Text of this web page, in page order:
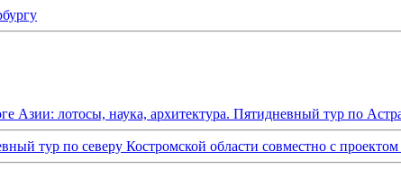
Азии: лотосы, наука, архитектура. Пятидневный тур по
тур по северу Костромской области совместно с